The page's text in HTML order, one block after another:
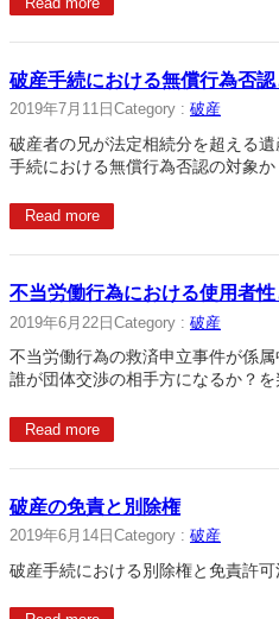
破産手続における無償行為否
2019年7月11日 Category : 破産
破産者の兄が法定相続分を超える
手続における無償行為否認の対象
Read more
不当労働行為における使用者
2019年6月22日 Category : 破産
不当労働行為の救済申立事件が係属
誰が団体交渉の相手方になるか？
Read more
破産の免責と別除権
2019年6月14日 Category : 破産
破産手続における別除権と免責許可